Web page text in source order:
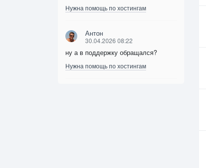
Нужна помощь по хостингам
Антон
30.04.2026 08:22
ну а в поддержку обращался?
Нужна помощь по хостингам